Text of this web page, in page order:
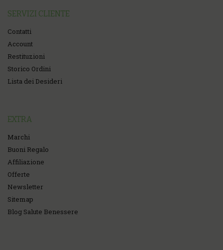
SERVIZI CLIENTE
Contatti
Account
Restituzioni
Storico Ordini
Lista dei Desideri
EXTRA
Marchi
Buoni Regalo
Affiliazione
Offerte
Newsletter
Sitemap
Blog Salute Benessere